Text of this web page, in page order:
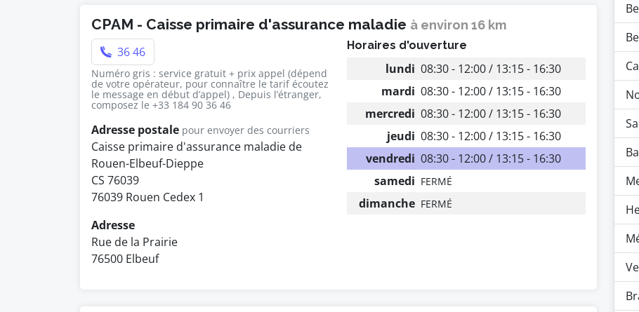
CPAM - Caisse primaire d'assurance maladie à environ 16 km
36 46
Numéro gris : service gratuit + prix appel (dépend
de votre opérateur, pour connaître le tarif écoutez
le message en début d’appel) , Depuis l’étranger,
composez le +33 184 90 36 46
Adresse postale pour envoyer des courriers
Caisse primaire d'assurance maladie de
Rouen-Elbeuf-Dieppe
CS 76039
76039 Rouen Cedex 1
Adresse
Rue de la Prairie
76500 Elbeuf
Horaires d'ouverture
lundi 08:30 - 12:00 / 13:15 - 16:30
mardi 08:30 - 12:00 / 13:15 - 16:30
mercredi 08:30 - 12:00 / 13:15 - 16:30
jeudi 08:30 - 12:00 / 13:15 - 16:30
vendredi 08:30 - 12:00 / 13:15 - 16:30
samedi FERMÉ
dimanche FERMÉ